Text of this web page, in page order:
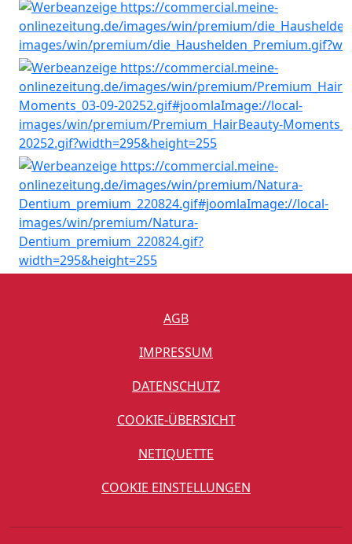
AGB
IMPRESSUM
DATENSCHUTZ
COOKIE-ÜBERSICHT
NETIQUETTE
COOKIE EINSTELLUNGEN